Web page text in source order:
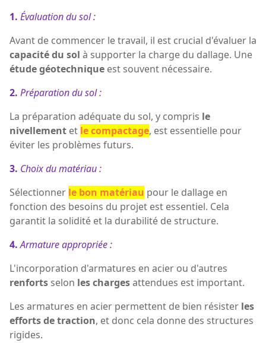
1. Évaluation du sol :
Avant de commencer le travail, il est crucial d'évaluer la
capacité du sol à supporter la charge du dallage. Une
étude géotechnique est souvent nécessaire.
2. Préparation du sol :
La préparation adéquate du sol, y compris le
nivellement et le compactage, est essentielle pour
éviter les problèmes futurs.
3. Choix du matériau :
Sélectionner le bon matériau pour le dallage en
fonction des besoins du projet est essentiel. Cela
garantit la solidité et la durabilité de structure.
4. Armature appropriée :
L'incorporation d'armatures en acier ou d'autres
renforts selon les chargesattendues est important.
Les armatures en acier permettent de bien résister les
efforts de traction, et donc cela donne des structures
rigides.